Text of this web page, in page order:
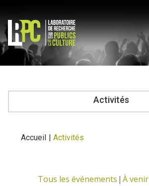
Activités
Accueil | Activités
Tous les événements À venir